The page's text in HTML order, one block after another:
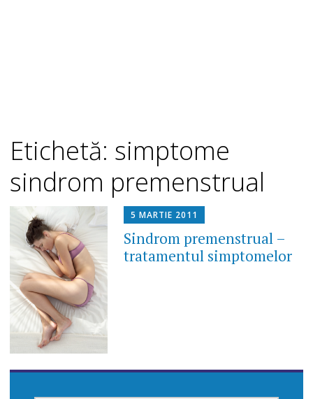
Etichetă: simptome
sindrom premenstrual
5 MARTIE 2011
Sindrom premenstrual –
tratamentul simptomelor